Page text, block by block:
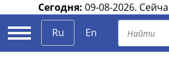
Сегодня: 09-08-2026.
Ru
En